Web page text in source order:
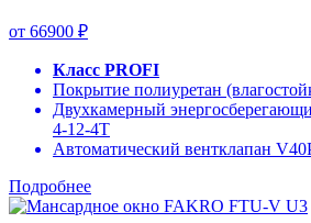
от 66900 ₽
Класс PROFI
Покрытие полиуретан
Двухкамерный
4-12-4T
Автоматический вентклапан
Подробнее